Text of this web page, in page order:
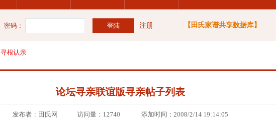
密码： 注册 【田氏家谱共享数据库】
寻根认亲
论坛寻亲联谊版寻亲帖子列表
发布者：田氏网 访问量：12740 添加时间：2008/2/14 19:14:05